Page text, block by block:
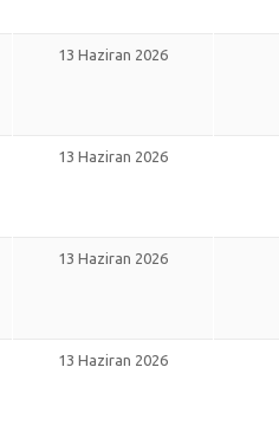
13 Haziran 2026
13 Haziran 2026
13 Haziran 2026
13 Haziran 2026